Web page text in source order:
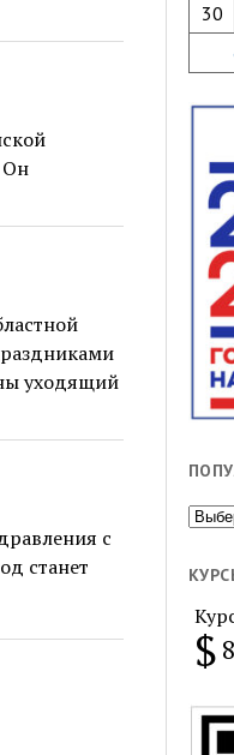
Он
уходящий
с
станет
30
$